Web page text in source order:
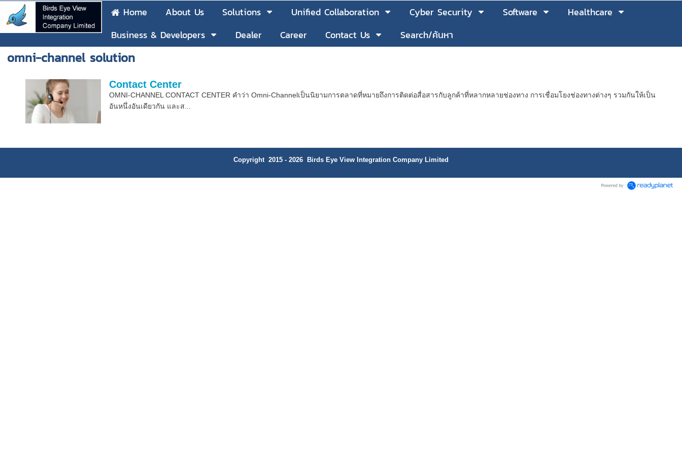
Home About Us Solutions Unified Collaboration Cyber Security Software
Healthcare
Business & Developers
Dealer Career Contact Us Search/ค้นหา
omni-channel solution
Contact Center
OMNI-CHANNEL CONTACT CENTER คำว่า Omni-Channelเป็นนิยามการตลาดที่หมายถึงการติดต่อสื่อสารกับลูกค้าที่หลากหลายช่องทาง การเชื่อมโยงช่องทางต่างๆ รวมกันให้เป็น
อันหนึ่งอันเดียวกัน และส...
Copyright 2015 - 2026 Birds Eye View Integration Company Limited